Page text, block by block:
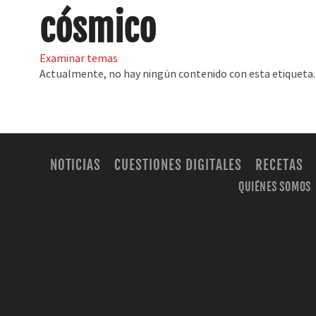
cósmico
Examinar temas
Actualmente, no hay ningún contenido con esta etiqueta.
NOTICIAS CUESTIONES DIGITALES RECETAS
QUIÉNES SOMOS